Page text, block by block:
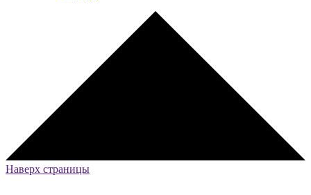
Наверх страницы